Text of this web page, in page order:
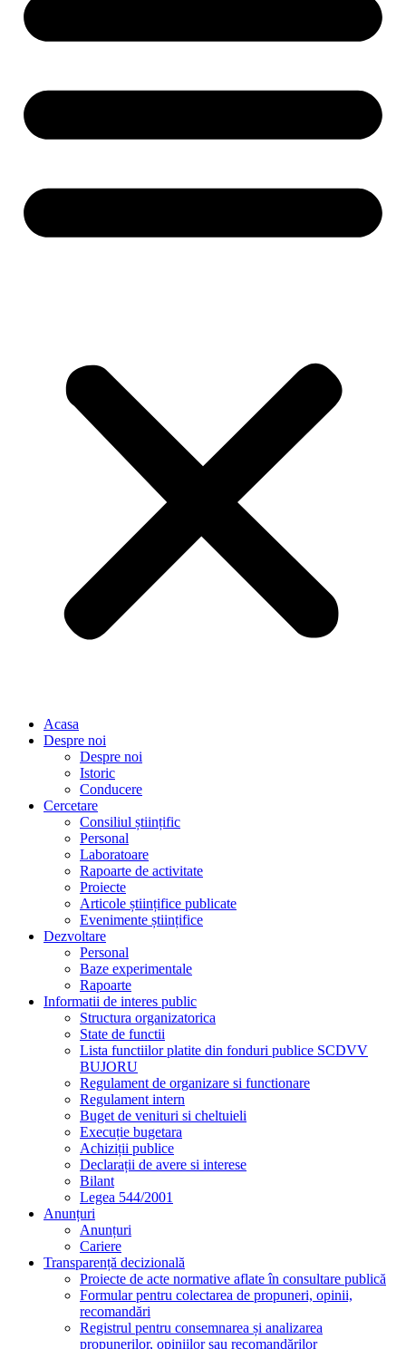
Acasa
Despre noi
Despre noi
Istoric
Conducere
Cercetare
Consiliul științific
Personal
Laboratoare
Rapoarte de activitate
Proiecte
Articole științifice publicate
Evenimente științifice
Dezvoltare
Personal
Baze experimentale
Rapoarte
Informatii de interes public
Structura organizatorica
State de functii
Lista functiilor platite din fonduri publice SCDVV
BUJORU
Regulament de organizare si functionare
Regulament intern
Buget de venituri si cheltuieli
Execuție bugetara
Achiziții publice
Declarații de avere si interese
Bilant
Legea 544/2001
Anunțuri
Anunțuri
Cariere
Transparență decizională
Proiecte de acte normative aflate în consultare publică
Formular pentru colectarea de propuneri, opinii,
recomandări
Registrul pentru consemnarea și analizarea
propunerilor, opiniilor sau recomandărilor